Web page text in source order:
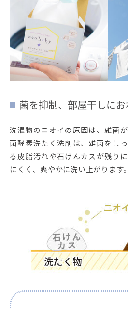
菌を抑制、部屋干しにお
洗濯物のニオイの原因は、雑菌
菌酵素洗たく洗剤は、雑菌をし
る皮脂汚れや石けんカスが残り
にくく、爽やかに洗い上がります。